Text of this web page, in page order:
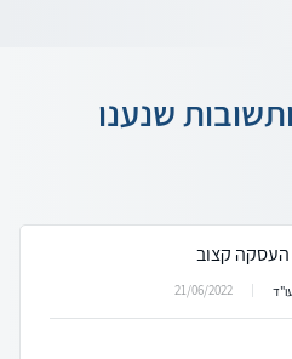
שנענו
העסקה קצוב
21/06/2022